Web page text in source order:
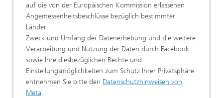
auf die von der Europäischen Kommission erlassenen
Angemessenheitsbeschlüsse bezüglich bestimmter
Länder.
Zweck und Umfang der Datenerhebung und die weitere
Verarbeitung und Nutzung der Daten durch Facebook
sowie Ihre diesbezüglichen Rechte und
Einstellungsmöglichkeiten zum Schutz Ihrer Privatsphäre
entnehmen Sie bitte den Datenschutzhinweisen von
Meta.